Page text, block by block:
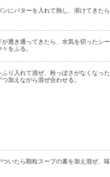
ンにバターを入れて熱し、溶けてきた
が透き通ってきたら、水気を切ったシ
をふる。
ふり入れて混ぜ、粉っぽさがなくなっ
つ加えながら混ぜ合わせる。
ついたら顆粒スープの素を加え混ぜ、